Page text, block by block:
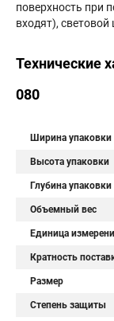
поверхность при
входят),
Технические
080
Ширина упаковки
Высота упаковки
Глубина упаковки
Объемный вес
Единица
Кратность
Размер
Степень защиты